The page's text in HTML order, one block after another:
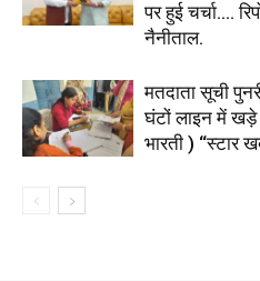
पर हुई चर्चा….
नैनीताल.
मतदाता सूची
घंटों लाइन में खड़े
भारती ) “स्टार